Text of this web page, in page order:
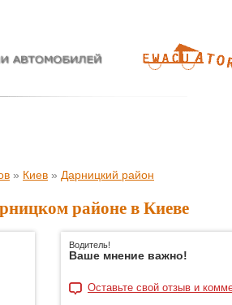
» Киев » Дарницкий район
районе в Киеве
Водитель!
Ваше мнение важно!
Оставьте свой отзыв и